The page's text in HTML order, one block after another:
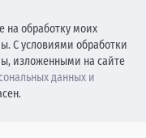
на обработку моих
С условиями обработки
изложенными на сайте
данных и